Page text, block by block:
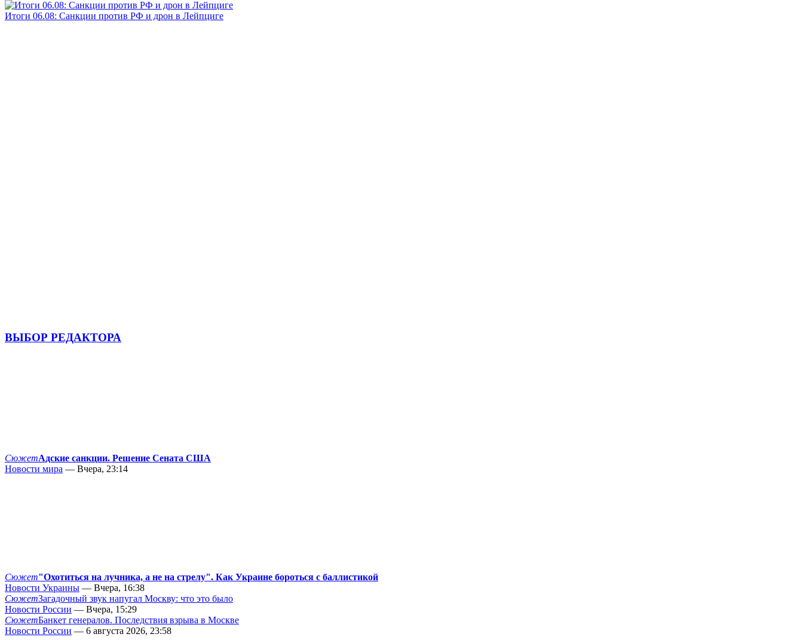
Итоги 06.08: Санкции против РФ и дрон в Лейпциге
ВЫБОР РЕДАКТОРА
СюжетАдские санкции. Решение Сената США
Новости мира — Вчера, 23:14
Сюжет"Охотиться на лучника, а не на стрелу". Как Украине бороться с баллистикой
Новости Украины — Вчера, 16:38
СюжетЗагадочный звук напугал Москву: что это было
Новости России — Вчера, 15:29
СюжетБанкет генералов. Последствия взрыва в Москве
Новости России — 6 августа 2026, 23:58